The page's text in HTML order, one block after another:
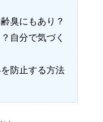
臭にもあり？
自分で気づく
防止する方法